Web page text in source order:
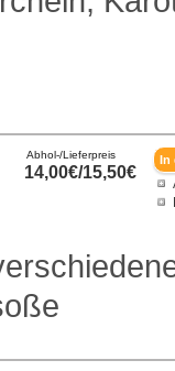
Abhol-/Lieferpreis
14,00€/15,50€